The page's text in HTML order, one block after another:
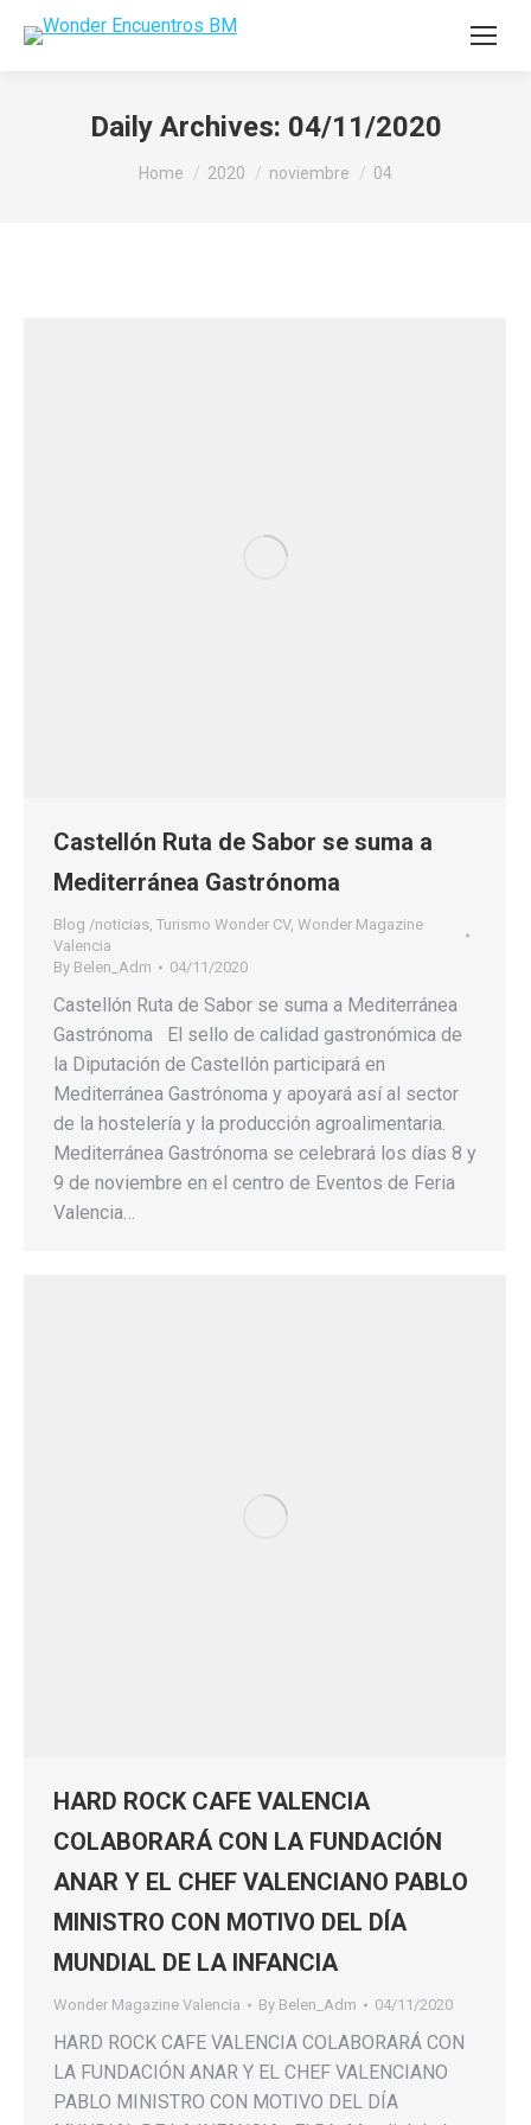
Daily Archives: 04/11/2020
You are here:
Home 2020 noviembre 04
Castellón Ruta de Sabor se suma a
Mediterránea Gastrónoma
Blog /noticias, Turismo Wonder CV, Wonder Magazine
Valencia
By Belen_Adm 04/11/2020
Castellón Ruta de Sabor se suma a Mediterránea
Gastrónoma El sello de calidad gastronómica de
la Diputación de Castellón participará en
Mediterránea Gastrónoma y apoyará así al sector
de la hostelería y la producción agroalimentaria.
Mediterránea Gastrónoma se celebrará los días 8 y
9 de noviembre en el centro de Eventos de Feria
Valencia…
HARD ROCK CAFE VALENCIA
COLABORARÁ CON LA FUNDACIÓN
ANAR Y EL CHEF VALENCIANO PABLO
MINISTRO CON MOTIVO DEL DÍA
MUNDIAL DE LA INFANCIA
Wonder Magazine Valencia By Belen_Adm 04/11/2020
HARD ROCK CAFE VALENCIA COLABORARÁ CON
LA FUNDACIÓN ANAR Y EL CHEF VALENCIANO
PABLO MINISTRO CON MOTIVO DEL DÍA